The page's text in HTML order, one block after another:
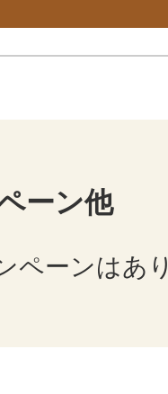
ーン他
ペーンはあ